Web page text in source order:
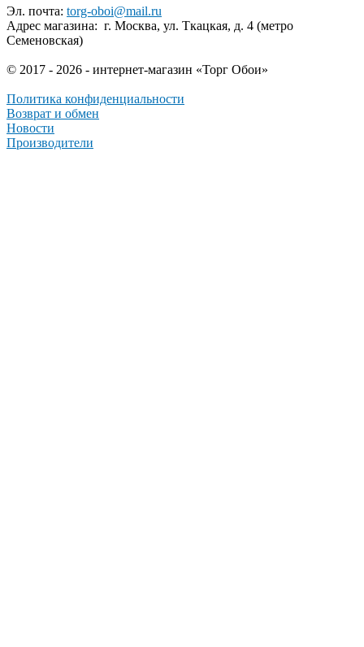
Эл. почта: torg-oboi@mail.ru
Адрес магазина: г. Москва, ул. Ткацкая, д. 4 (метро
Семеновская)
© 2017 - 2026 - интернет-магазин «Торг Обои»
Политика конфиденциальности
Возврат и обмен
Новости
Производители